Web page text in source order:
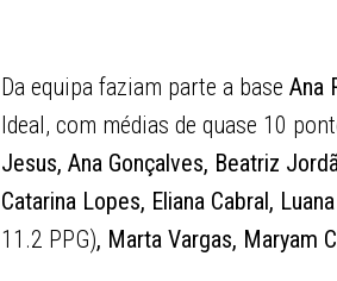
Da equipa faziam parte a base Ana
Ideal, com médias de quase 10
Jesus, Ana Gonçalves, Beatriz
Catarina Lopes, Eliana Cabral,
11.2 PPG), Marta Vargas, Maryam